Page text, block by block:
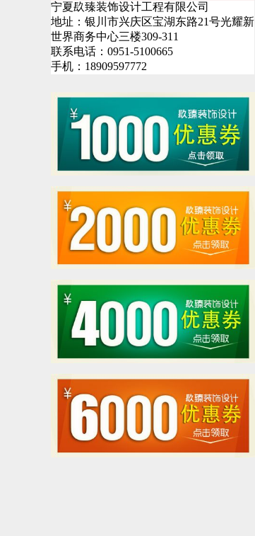
宁夏镹臻装饰设计工程有限公司
地址：银川市兴庆区宝湖东路21号光耀新
世界商务中心三楼309-311
联系电话：0951-5100665
手机：18909597772